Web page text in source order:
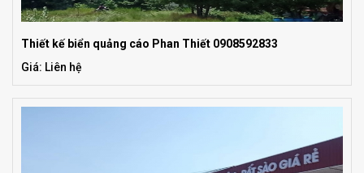
Thiết kế biển quảng cáo Phan Thiết 0908592833
Giá: Liên hệ